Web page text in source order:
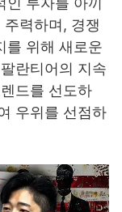
력하며, 경쟁
를 위해 새로운
란티어의 지속
드를 선도하
우위를 선점하